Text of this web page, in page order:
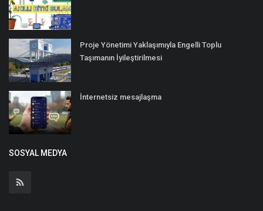
Proje Yönetimi Yaklaşımıyla Engelli Toplu
Taşımanın İyileştirilmesi
İnternetsiz mesajlaşma
SOSYAL MEDYA